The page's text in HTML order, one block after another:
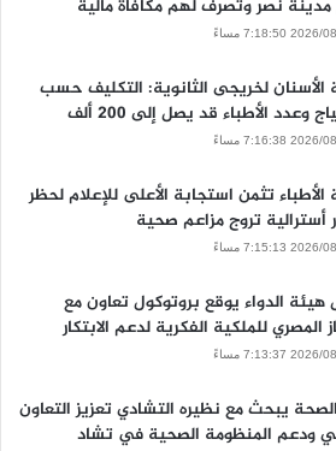
مدينة نصر وتصرف لهم مكافأة مالية
06 7:18:50 مساءً
الأسنان لخريجى الثانوية: التكليف حسب
وعدد الأطباء قد يصل إلى 200 ألف
06 7:16:38 مساءً
الأطباء تثمن استجابة الأعلى للإعلام لحظر
أسترالية تروج مزاعم صحية
06 7:15:13 مساءً
الدواء يوقع بروتوكول تعاون مع
المصري للملكية الفكرية لدعم الابتكار
06 7:13:37 مساءً
يبحث مع نظيره التشادي تعزيز التعاون
ودعم المنظومة الصحية في تشاد